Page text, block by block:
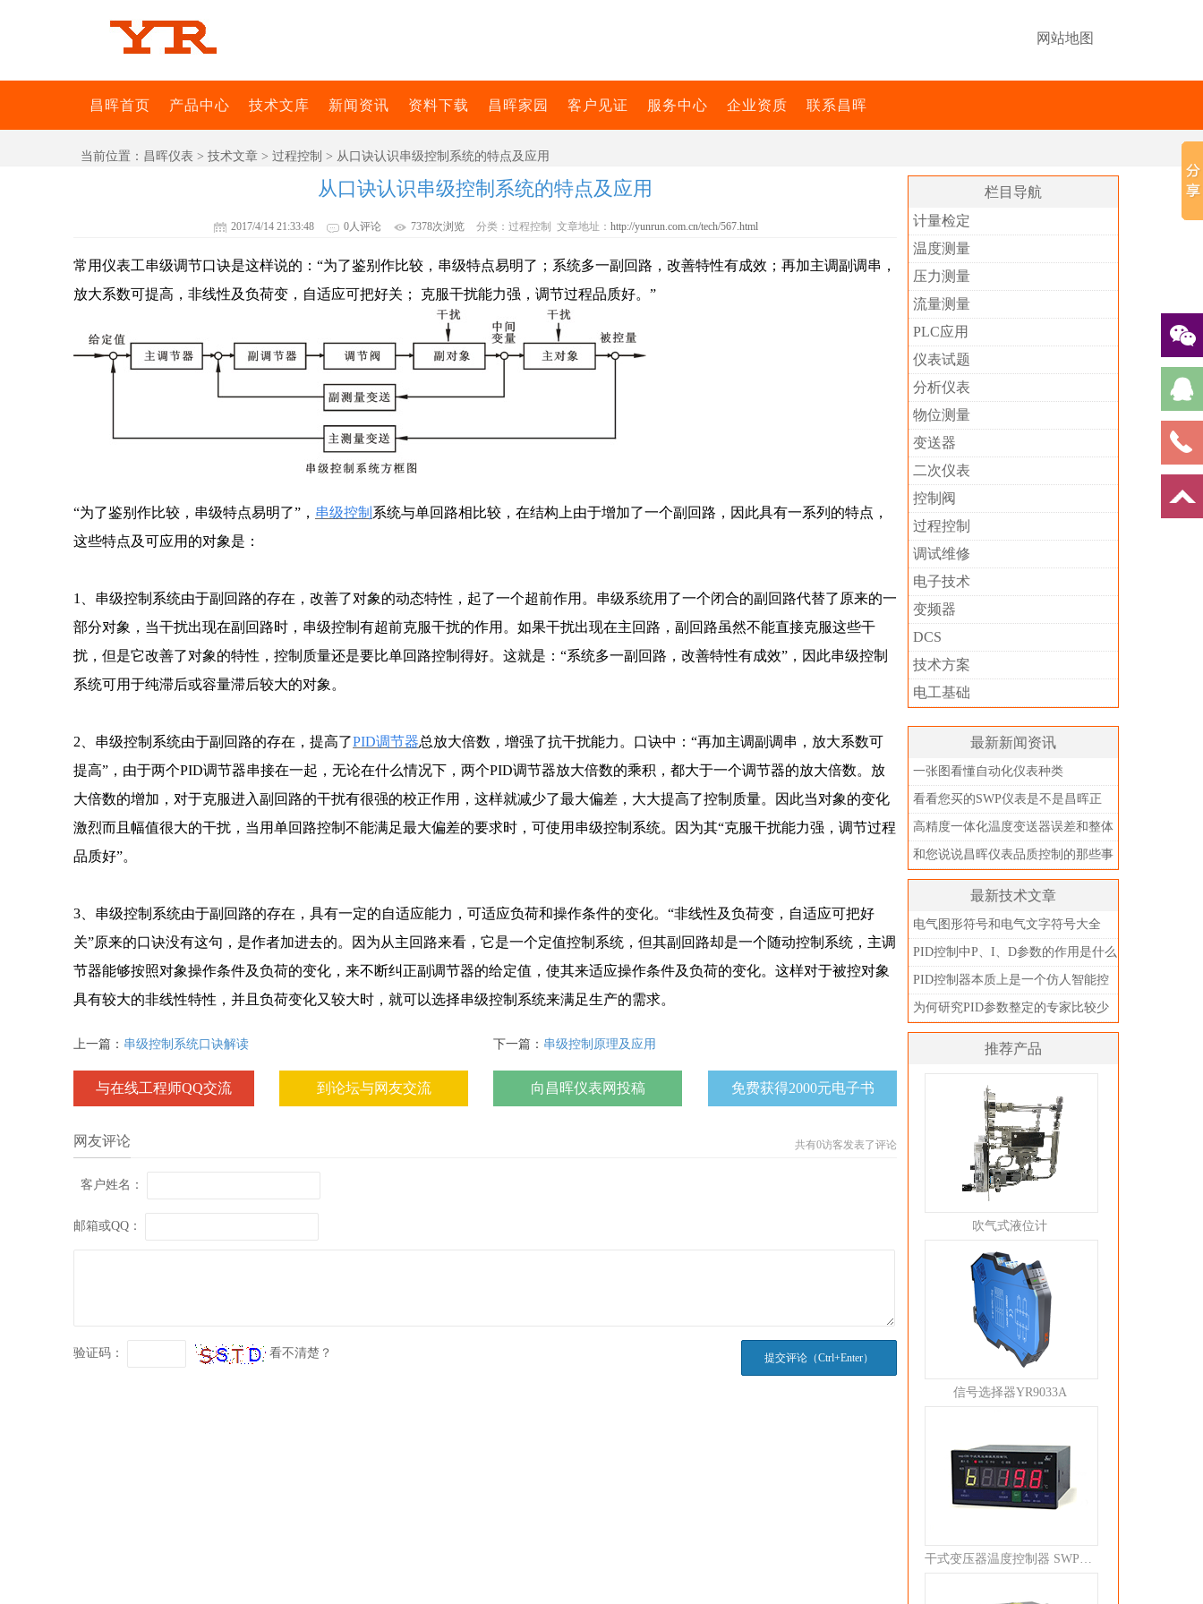
网站地图
昌晖首页 产品中心 技术文库 新闻资讯 资料下载 昌晖家园 客户见证 服务中心 企业资质 联系昌晖
当前位置： 昌晖仪表 > 技术文章 > 过程控制 > 从口诀认识串级控制系统的特点及应用
从口诀认识串级控制系统的特点及应用
2017/4/14 21:33:48 0人评论 7378次浏览 分类：过程控制 文章地址： http://yunrun.com.cn/tech/567.html
常用仪表工串级调节口诀是这样说的：“为了鉴别作比较，串级特点易明了； 系统多一副回路，改善特性有成效； 再加主调副调串，
放大系数可提高， 非线性及负荷变，自适应可把好关； 克服干扰能力强，调节过程品质好。”
“为了鉴别作比较，串级特点易明了”， 串级控制 系统与单回路相比较，在结构上由于增加了一个副回路，因此具有一系列的特点，
这些特点及可应用的对象是：
1、串级控制系统由于副回路的存在，改善了对象的动态特性，起了一个超前作用。串级系统用了一个闭合的副回路代替了原来的一
部分对象，当干扰出现在副回路时，串级控制有超前克服干扰的作用。如果干扰出现在主回路，副回路虽然不能直接克服这些干
扰，但是它改善了对象的特性，控制质量还是要比单回路控制得好。这就是：“系统多一副回路，改善特性有成效”，因此串级控制
系统可用于纯滞后或容量滞后较大的对象。
2、串级控制系统由于副回路的存在，提高了PID调节器总放大倍数，增强了抗干扰能力。口诀中：“再加主调副调串，放大系数可
提高”，由于两个PID调节器串接在一起，无论在什么情况下，两个PID调节器放大倍数的乘积，都大于一个调节器的放大倍数。放
大倍数的增加，对于克服进入副回路的干扰有很强的校正作用，这样就减少了最大偏差，大大提高了控制质量。因此当对象的变化
激烈而且幅值很大的干扰，当用单回路控制不能满足最大偏差的要求时，可使用串级控制系统。因为其“克服干扰能力强，调节过程
品质好”。
3、串级控制系统由于副回路的存在，具有一定的自适应能力，可适应负荷和操作条件的变化。“非线性及负荷变，自适应可把好
关”原来的口诀没有这句，是作者加进去的。因为从主回路来看，它是一个定值控制系统，但其副回路却是一个随动控制系统，主调
节器能够按照对象操作条件及负荷的变化，来不断纠正副调节器的给定值，使其来适应操作条件及负荷的变化。这样对于被控对象
具有较大的非线性特性，并且负荷变化又较大时，就可以选择串级控制系统来满足生产的需求。
上一篇： 串级控制系统口诀解读 下一篇： 串级控制原理及应用
与在线工程师QQ交流 到论坛与网友交流 向昌晖仪表网投稿 免费获得2000元电子书
共有0访客发表了评论
网友评论
客户姓名：
邮箱或QQ：
验证码： 看不清楚？
栏目导航
计量检定
温度测量
压力测量
流量测量
PLC应用
仪表试题
分析仪表
物位测量
变送器
二次仪表
控制阀
过程控制
调试维修
电子技术
变频器
DCS
技术方案
电工基础
最新新闻资讯
一张图看懂自动化仪表种类
看看您买的SWP仪表是不是昌晖正
品？别被忽悠了
高精度一体化温度变送器误差和整体
精度
和您说说昌晖仪表品质控制的那些事
儿
最新技术文章
电气图形符号和电气文字符号大全
PID控制中P、I、D参数的作用是什么
PID控制器本质上是一个仿人智能控
制器
为何研究PID参数整定的专家比较少
推荐产品
吹气式液位计
信号选择器YR9033A
干式变压器温度控制器 SWP-C80